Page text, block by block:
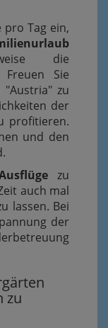
pro Tag ein,
die
Freuen Sie
zu
der
profitieren.
und den
zu
auch mal
lassen. Bei
der
zu